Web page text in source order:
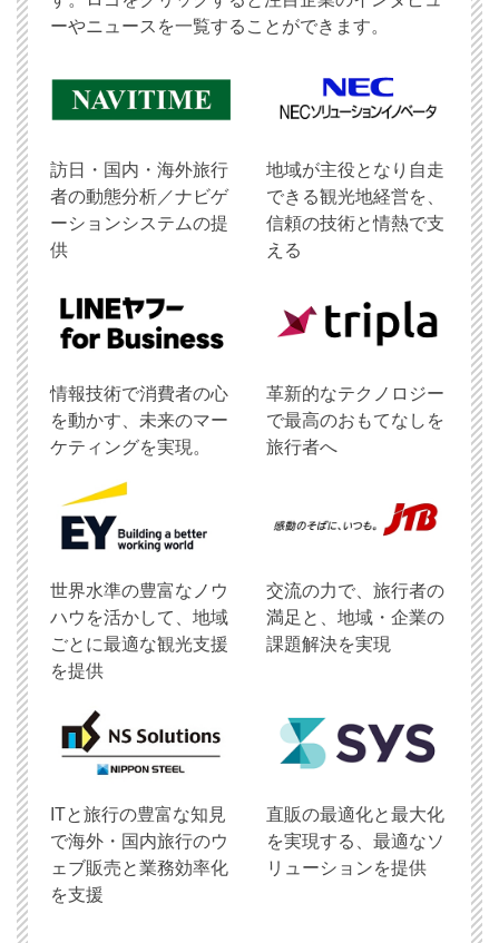
ーやニュースを一覧することができます。
訪日・国内・海外旅行
者の動態分析／ナビゲ
ーションシステムの提
供
地域が主役となり自走
できる観光地経営を、
信頼の技術と情熱で支
える
情報技術で消費者の心
を動かす、未来のマー
ケティングを実現。
革新的なテクノロジー
で最高のおもてなしを
旅行者へ
世界水準の豊富なノウ
ハウを活かして、地域
ごとに最適な観光支援
を提供
交流の力で、旅行者の
満足と、地域・企業の
課題解決を実現
ITと旅行の豊富な知見
で海外・国内旅行のウ
ェブ販売と業務効率化
を支援
直販の最適化と最大化
を実現する、最適なソ
リューションを提供